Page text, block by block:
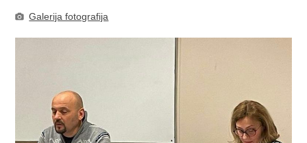
Galerija fotografija